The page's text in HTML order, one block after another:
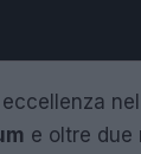
e oltre due